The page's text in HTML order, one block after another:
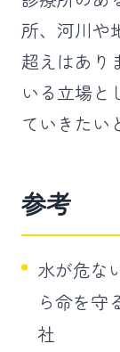
所、河川や
超えはあり
いる立場と
ていきたい
参考
水が危な
ら命を
社